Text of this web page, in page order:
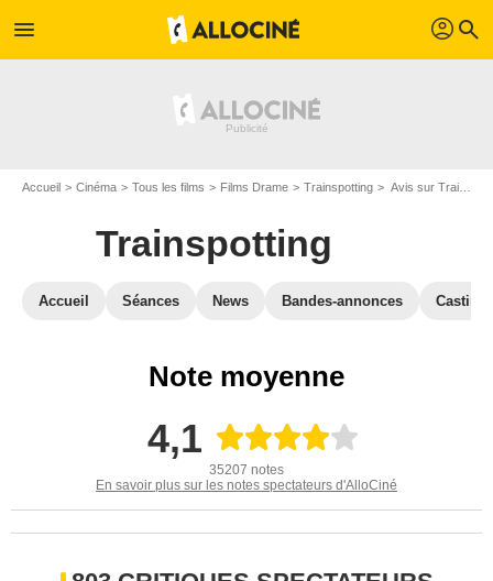
menu profil search
Accueil Cinéma Tous les films Films Drame Trainspotting Avis sur Trainspotting
Trainspotting
Accueil Séances News Bandes-annonces Casting
Note moyenne
4,1
35207 notes
En savoir plus sur les notes spectateurs d'AlloCiné